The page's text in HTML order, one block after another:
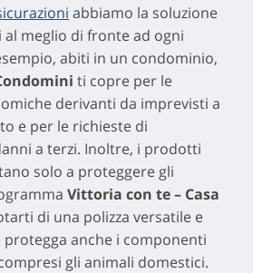
abbiamo la soluzione
meglio di fronte ad ogni
abiti in un condominio,
ti copre per le
derivanti da imprevisti a
e per le richieste di
a terzi. Inoltre, i prodotti
solo a proteggere gli
Vittoria con te – Casa
di una polizza versatile e
protegga anche i componenti
gli animali domestici.